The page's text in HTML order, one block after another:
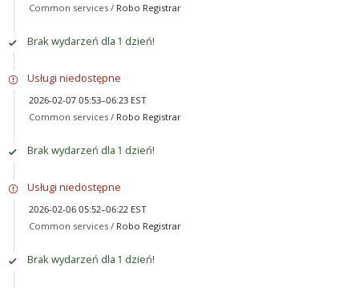
Common services / Robo Registrar
Brak wydarzeń dla 1 dzień!
Usługi niedostępne
2026-02-07 05:53–06:23 EST
Common services / Robo Registrar
Brak wydarzeń dla 1 dzień!
Usługi niedostępne
2026-02-06 05:52–06:22 EST
Common services / Robo Registrar
Brak wydarzeń dla 1 dzień!